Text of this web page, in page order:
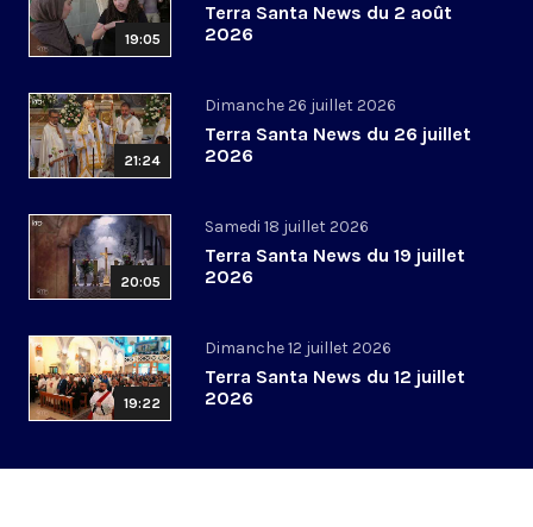
19:05
Terra Santa News du 2 août
2026
21:24
Dimanche 26 juillet 2026
Terra Santa News du 26 juillet
2026
20:05
Samedi 18 juillet 2026
Terra Santa News du 19 juillet
2026
19:22
Dimanche 12 juillet 2026
Terra Santa News du 12 juillet
2026